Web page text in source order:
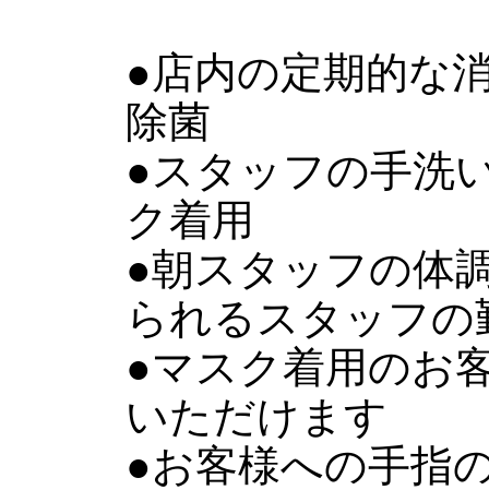
●店内の定期的な
除菌
●スタッフの手洗
ク着用
●朝スタッフの体
られるスタッフの
●マスク着用のお
いただけます
●お客様への手指